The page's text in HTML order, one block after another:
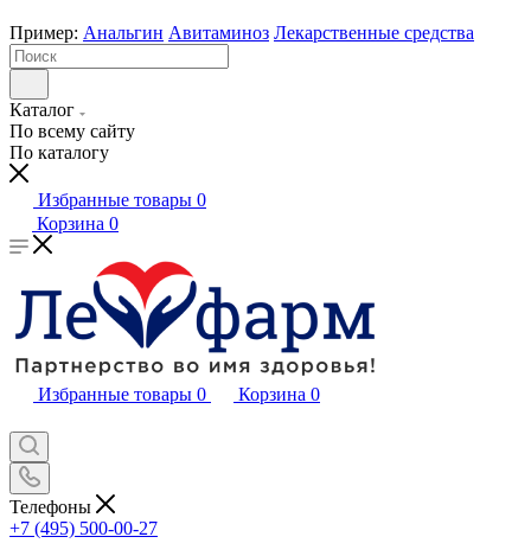
Пример: Анальгин Авитаминоз Лекарственные средства
Каталог
По всему сайту
По каталогу
Избранные товары 0
Корзина 0
Избранные товары 0 Корзина 0
Телефоны
+7 (495) 500-00-27